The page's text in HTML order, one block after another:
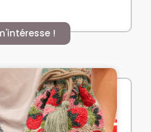
!